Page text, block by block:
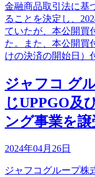
金融商品取引法に基
ることを決定し、
ていたが、本公開買
た。また、本公開買
けの決済の開始日）
ジャフコ グ
じUPPGO及
ング事業を譲
2024年04月26日
ジャフコグループ株